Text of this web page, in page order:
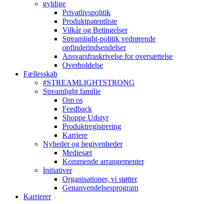
gyldige
Privatlivspolitik
Produktpatentliste
Vilkår og Betingelser
Streamlight-politik vedrørende
opfinderindsendelser
Ansvarsfraskrivelse for oversættelse
Overholdelse
Fællesskab
#STREAMLIGHTSTRONG
Streamlight familie
Om os
Feedback
Shoppe Udstyr
Produktregistrering
Karriere
Nyheder og begivenheder
Mediesæt
Kommende arrangementer
Initiativer
Organisationer, vi støtter
Genanvendelsesprogram
Karrierer